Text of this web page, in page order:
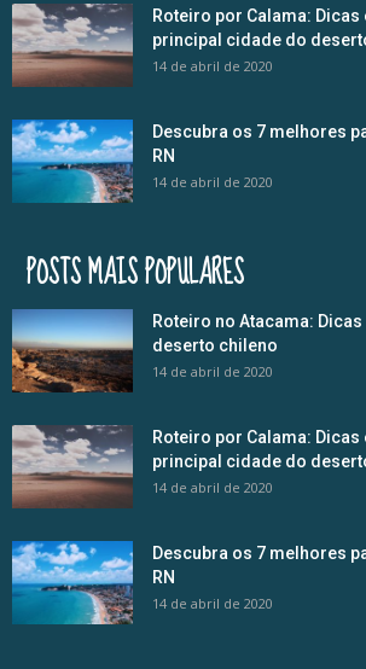
Roteiro por Calama: Dicas
principal cidade do
14 de abril de 2020
Descubra os 7 melhores
RN
14 de abril de 2020
POSTS MAIS POPULARES
Roteiro no Atacama:
deserto chileno
14 de abril de 2020
Roteiro por Calama: Dicas
principal cidade do
14 de abril de 2020
Descubra os 7 melhores
RN
14 de abril de 2020